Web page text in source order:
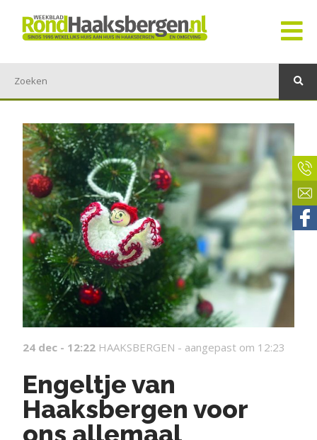
24 dec - 12:22 HAAKSBERGEN - aangepast om 12:23
Engeltje van
Haaksbergen voor
ons allemaal